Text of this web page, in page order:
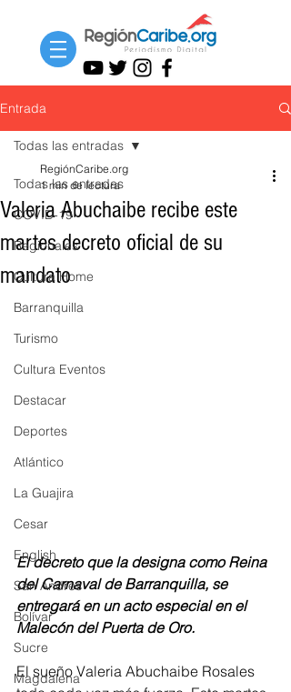
Entrada
Todas las entradas
COVID-19
Regionales
Cultura Home
Barranquilla
Turismo
Cultura Eventos
Destacar
Deportes
Atlántico
La Guajira
Cesar
English
San Andres
Bolívar
Sucre
Magdalena
Todas las entradas
Valeria Abuchaibe recibe este
martes decreto oficial de su
mandato
RegiónCaribe.org
1 min de lectura
El decreto que la designa como Reina
del Carnaval de Barranquilla, se
entregará en un acto especial en el
Malecón del Puerta de Oro.
El sueño Valeria Abuchaibe Rosales